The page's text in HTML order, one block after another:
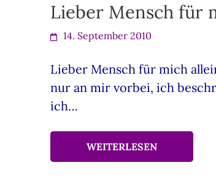
Lieber Mensch für
14. September 2010
Lieber Mensch für mich
nur an mir vorbei, ich
ich…
WEITERLESEN